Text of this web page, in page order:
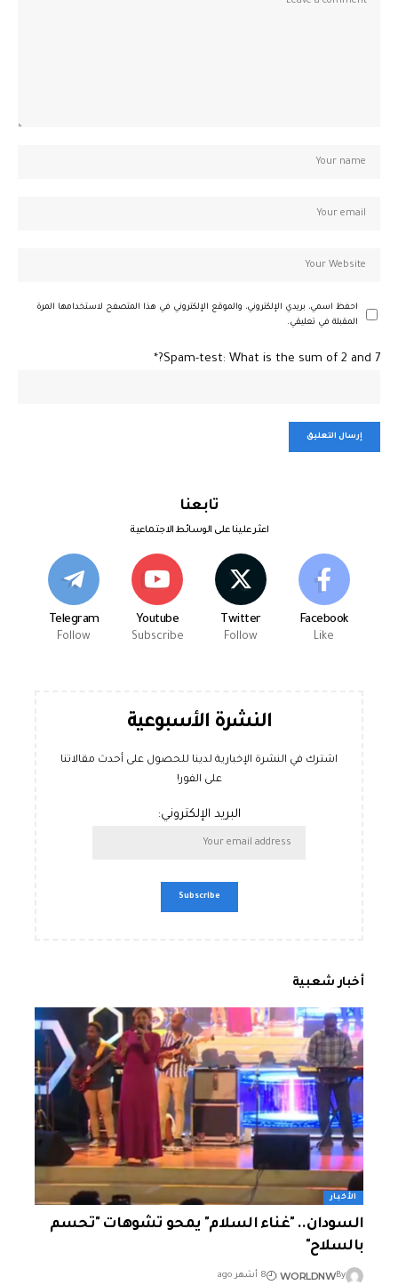
احفظ اسمي، بريدي الإلكتروني، والموقع الإلكتروني في هذا المتصفح لاستخدامها المرة
المقبلة في تعليقي.
Spam-test: What is the sum of 2 and 7?*
تابعنا
اعثر علينا على الوسائط الاجتماعية
Facebook
Like
Twitter
Follow
Youtube
Subscribe
Telegram
Follow
النشرة الأسبوعية
اشترك في النشرة الإخبارية لدينا للحصول على أحدث مقالاتنا
على الفور!
البريد الإلكتروني:
أخبار شعبية
الأخبار
السودان.. "غناء السلام" يمحو تشوهات "تحسم
بالسلاح"
By
WORLDNW 8 أشهر ago